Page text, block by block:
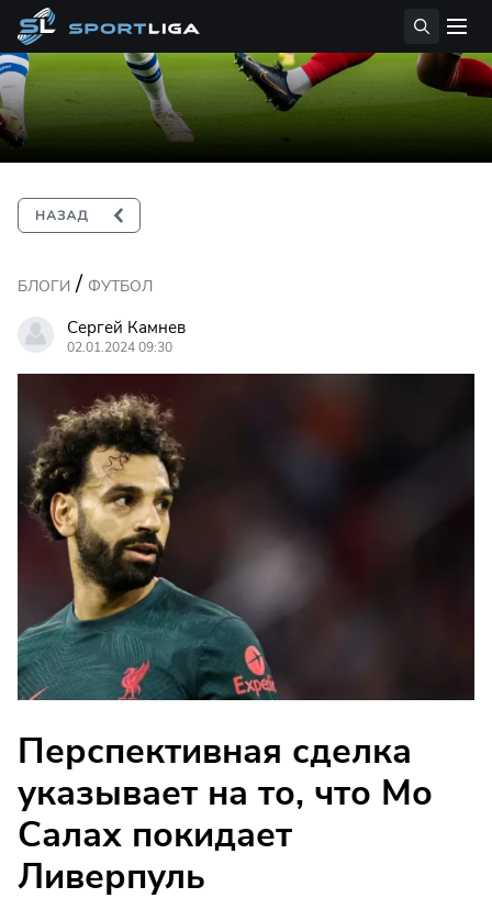
БЛОГИ / ФУТБОЛ
Сергей Камнев
02.01.2024 09:30
Перспективная сделка
указывает на то, что Мо
Салах покидает
Ливерпуль